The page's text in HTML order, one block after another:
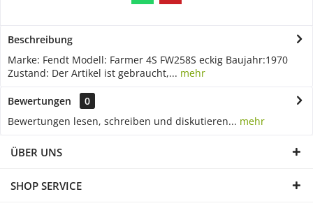
Beschreibung
Marke: Fendt Modell: Farmer 4S FW258S eckig Baujahr:1970
Zustand: Der Artikel ist gebraucht,... mehr
Bewertungen
0
Bewertungen lesen, schreiben und diskutieren... mehr
ÜBER UNS
SHOP SERVICE